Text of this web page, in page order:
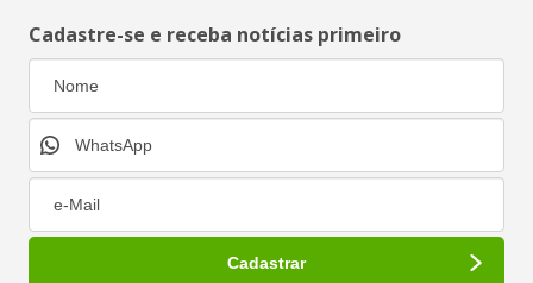
Cadastre-se e receba notícias primeiro